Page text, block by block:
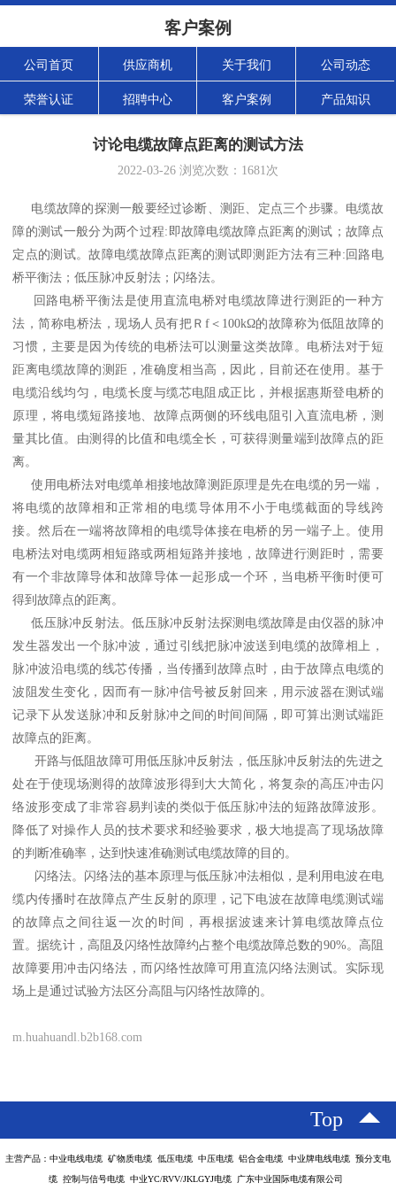
客户案例
公司首页 供应商机 关于我们 公司动态
荣誉认证 招聘中心 客户案例 产品知识
讨论电缆故障点距离的测试方法
2022-03-26 浏览次数： 1681次
电缆故障的探测一般要经过诊断、测距、定点三个步骤。电缆故
障的测试一般分为两个过程:即故障电缆故障点距离的测试；故障点
定点的测试。故障电缆故障点距离的测试即测距方法有三种:回路电
桥平衡法；低压脉冲反射法；闪络法。
回路电桥平衡法是使用直流电桥对电缆故障进行测距的一种方
法，简称电桥法，现场人员有把Ｒf＜100kΩ的故障称为低阻故障的
习惯，主要是因为传统的电桥法可以测量这类故障。电桥法对于短
距离电缆故障的测距，准确度相当高，因此，目前还在使用。基于
电缆沿线均匀，电缆长度与缆芯电阻成正比，并根据惠斯登电桥的
原理，将电缆短路接地、故障点两侧的环线电阻引入直流电桥，测
量其比值。由测得的比值和电缆全长，可获得测量端到故障点的距
离。
使用电桥法对电缆单相接地故障测距原理是先在电缆的另一端，
将电缆的故障相和正常相的电缆导体用不小于电缆截面的导线跨
接。然后在一端将故障相的电缆导体接在电桥的另一端子上。使用
电桥法对电缆两相短路或两相短路并接地，故障进行测距时，需要
有一个非故障导体和故障导体一起形成一个环，当电桥平衡时便可
得到故障点的距离。
低压脉冲反射法。低压脉冲反射法探测电缆故障是由仪器的脉冲
发生器发出一个脉冲波，通过引线把脉冲波送到电缆的故障相上，
脉冲波沿电缆的线芯传播，当传播到故障点时，由于故障点电缆的
波阻发生变化，因而有一脉冲信号被反射回来，用示波器在测试端
记录下从发送脉冲和反射脉冲之间的时间间隔，即可算出测试端距
故障点的距离。
开路与低阻故障可用低压脉冲反射法，低压脉冲反射法的先进之
处在于使现场测得的故障波形得到大大简化，将复杂的高压冲击闪
络波形变成了非常容易判读的类似于低压脉冲法的短路故障波形。
降低了对操作人员的技术要求和经验要求，极大地提高了现场故障
的判断准确率，达到快速准确测试电缆故障的目的。
闪络法。闪络法的基本原理与低压脉冲法相似，是利用电波在电
缆内传播时在故障点产生反射的原理，记下电波在故障电缆测试端
的故障点之间往返一次的时间，再根据波速来计算电缆故障点位
置。据统计，高阻及闪络性故障约占整个电缆故障总数的90%。高阻
故障要用冲击闪络法，而闪络性故障可用直流闪络法测试。实际现
场上是通过试验方法区分高阻与闪络性故障的。
m.huahuandl.b2b168.com
Top
主营产品：中业电线电缆 矿物质电缆 低压电缆 中压电缆 铝合金电缆 中业牌电线电缆 预分支电
缆 控制与信号电缆 中业YC/RVV/JKLGYJ电缆 广东中业国际电缆有限公司